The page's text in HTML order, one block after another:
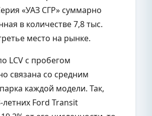
«УАЗ СГР» суммарно
в количестве 7,8 тыс.
место на рынке.
LCV с пробегом
связана со средним
каждой модели. Так,
летних Ford Transit